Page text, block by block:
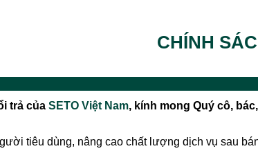
CHÍNH
trả của SETO Việt Nam, kính mong Quý cô,
tiêu dùng, nâng cao chất lượng dịch vụ sau